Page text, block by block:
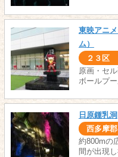
東映アニ
ム）
２３区
原画・セ
ボールプ
日原鍾乳洞
西多摩郡
約800mの
間が出現